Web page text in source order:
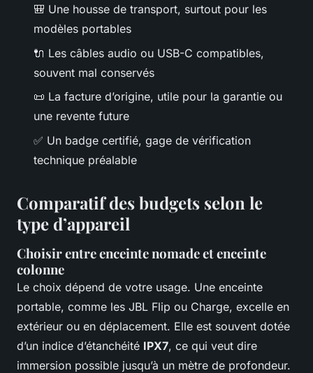
🎒 Une housse de transport, surtout pour les
modèles portables
🔌 Les câbles audio ou USB-C compatibles,
souvent mal conservés
📜 La facture d’origine, utile pour la garantie ou
une revente future
✅ Un badge certifié, gage de vérification
technique préalable
Comparatif des budgets selon le
type d’appareil
Choisir entre enceinte nomade et enceinte
colonne
Le choix dépend de votre usage. Une enceinte
portable, comme les JBL Flip ou Charge, excelle en
extérieur ou en déplacement. Elle est souvent dotée
d’un indice d’étanchéité IPX7, ce qui veut dire
immersion possible jusqu’à un mètre de profondeur.